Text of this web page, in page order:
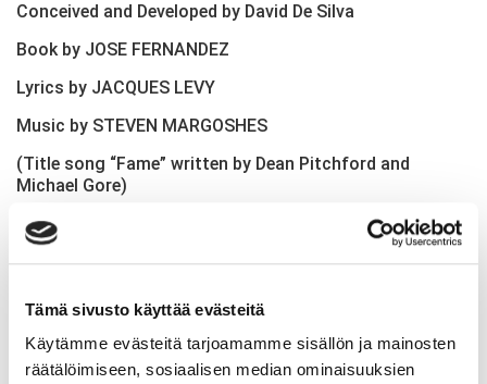
Tämä sivusto käyttää evästeitä
Käytämme evästeitä tarjoamamme sisällön ja mainosten
räätälöimiseen, sosiaalisen median ominaisuuksien
Conceived and Developed by David De Silva
Book by JOSE FERNANDEZ
Lyrics by JACQUES LEVY
Music by STEVEN MARGOSHES
(Title song “Fame” written by Dean Pitchford and
Michael Gore)
Muita ajankohtaisia uutisia